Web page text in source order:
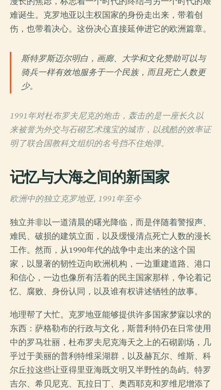
难诞生。克罗地亚以主权国家的身份走出来，带着创
伤，也带着决心。这份决心直接延伸进它的欧洲篇章。
斯特罗斯迈尔明白，画廊、大学和文化赞助可以与
骑兵一样有效地服务于一个民族，而且死亡人数更
少。
1991年对杜布罗夫尼克的炮击，轰击的是一座长久以
来被誉为外交与石砌艺术瑰宝的城市，以残酷的效率证
明了联合国教科文组织的名号挡不住炮弹。
记忆与大海之间的新国家
欧洲中的独立克罗地亚, 1991年至今
独立并非以一道清晨的曙光降临，而是伴随着警报声、
难民、破损的建筑立面，以及缓慢清点死亡人数的漫长
工作。然而，从1990年代的战争中走出来的这个国
家，以显著的韧性迈向欧洲机构，一边重建道路、港口
和信心，一边也像所有活着的民主国家那样，争论着记
忆、腐败、身份认同，以及谁有权讲述牺牲的故事。
地理帮了大忙。克罗地亚能够提供许多国家梦寐以求的
东西：萨格勒布的行政与文化，斯普利特仍在日常使用
中的罗马壮丽，杜布罗夫尼克海天之上的石砌剧场，几
乎过于美丽的普利特维采湖群，以及赫瓦尔、维斯、科
尔丘拉这些让亚得里亚海既文明又半野性的岛屿。特罗
吉尔、希贝尼克、瓦拉日丁、奥西耶克和罗维尼增添了